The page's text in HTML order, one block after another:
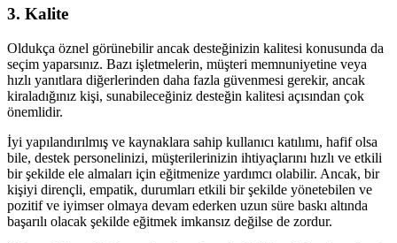
3. Kalite
Oldukça öznel görünebilir ancak desteğinizin kalitesi konusunda da
seçim yaparsınız. Bazı işletmelerin, müşteri memnuniyetine veya
hızlı yanıtlara diğerlerinden daha fazla güvenmesi gerekir, ancak
kiraladığınız kişi, sunabileceğiniz desteğin kalitesi açısından çok
önemlidir.
İyi yapılandırılmış ve kaynaklara sahip kullanıcı katılımı, hafif olsa
bile, destek personelinizi, müşterilerinizin ihtiyaçlarını hızlı ve etkili
bir şekilde ele almaları için eğitmenize yardımcı olabilir. Ancak, bir
kişiyi dirençli, empatik, durumları etkili bir şekilde yönetebilen ve
pozitif ve iyimser olmaya devam ederken uzun süre baskı altında
başarılı olacak şekilde eğitmek imkansız değilse de zordur.